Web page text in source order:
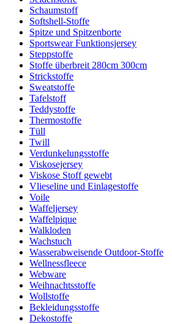
Schaumstoff
Softshell-Stoffe
Spitze und Spitzenborte
Sportswear Funktionsjersey
Steppstoffe
Stoffe überbreit 280cm 300cm
Strickstoffe
Sweatstoffe
Tafelstoff
Teddystoffe
Thermostoffe
Tüll
Twill
Verdunkelungsstoffe
Viskosejersey
Viskose Stoff gewebt
Vlieseline und Einlagestoffe
Voile
Waffeljersey
Waffelpique
Walkloden
Wachstuch
Wasserabweisende Outdoor-Stoffe
Wellnessfleece
Webware
Weihnachtsstoffe
Wollstoffe
Bekleidungsstoffe
Dekostoffe